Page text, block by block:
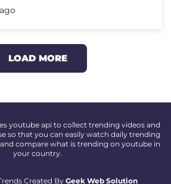
LOAD MORE
youtube api to collect trending videos and
so that you can easily watch daily trending
compare what is trending on youtube in
your country.
Created By Geek Web Solution